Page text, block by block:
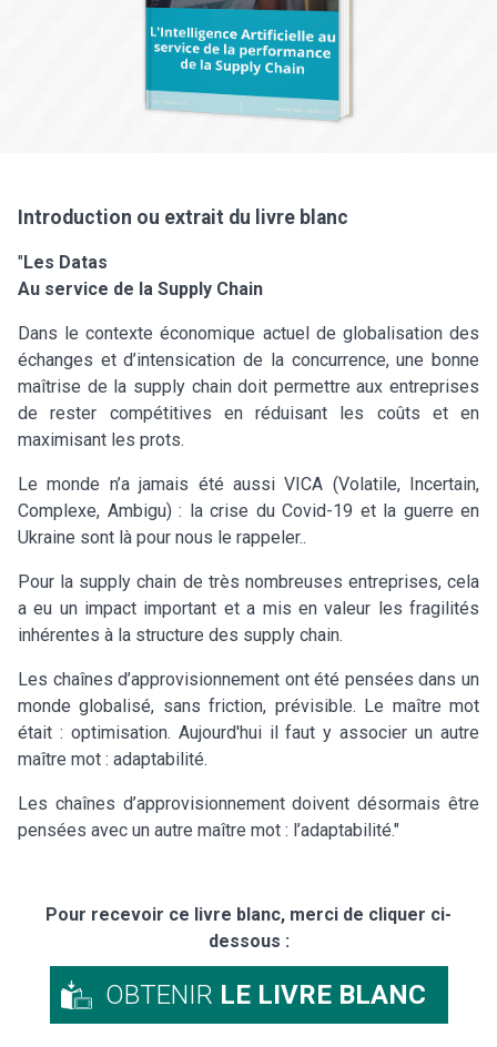
Introduction ou extrait du livre blanc
"Les Datas
Au service de la Supply Chain
Dans le contexte économique actuel de globalisation des
échanges et d’intensication de la concurrence, une bonne
maîtrise de la supply chain doit permettre aux entreprises
de rester compétitives en réduisant les coûts et en
maximisant les prots.
Le monde n’a jamais été aussi VICA (Volatile, Incertain,
Complexe, Ambigu) : la crise du Covid-19 et la guerre en
Ukraine sont là pour nous le rappeler..
Pour la supply chain de très nombreuses entreprises, cela
a eu un impact important et a mis en valeur les fragilités
inhérentes à la structure des supply chain.
Les chaînes d’approvisionnement ont été pensées dans un
monde globalisé, sans friction, prévisible. Le maître mot
était : optimisation. Aujourd'hui il faut y associer un autre
maître mot : adaptabilité.
Les chaînes d’approvisionnement doivent désormais être
pensées avec un autre maître mot : l’adaptabilité."
Pour recevoir ce livre blanc, merci de cliquer ci-
dessous :
OBTENIR LE LIVRE BLANC